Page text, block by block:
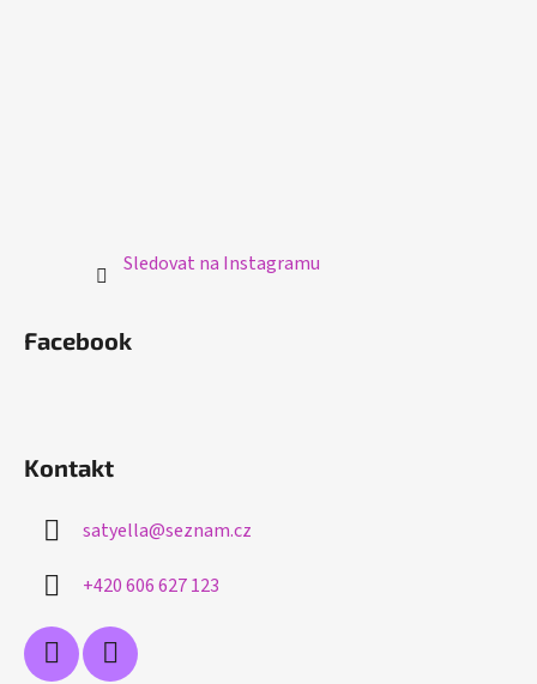
Sledovat na Instagramu
Facebook
Kontakt
satyella@seznam.cz
+420 606 627 123